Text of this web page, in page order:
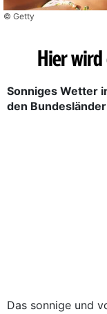
© Getty
Hier
Sonniges Wetter
den
Das sonnige und